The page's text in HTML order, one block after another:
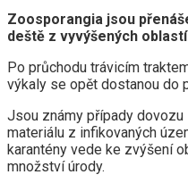
Zoosporangia jsou
deště z vyvýšených
Po průchodu trávicím
výkaly se opět dostanou do
Jsou známy případy
materiálu z infikovaných
karantény vede ke zvýšení
množství úrody.